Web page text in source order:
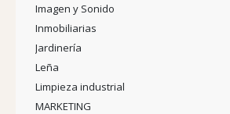
Imagen y Sonido
Inmobiliarias
Jardinería
Leña
Limpieza industrial
MARKETING